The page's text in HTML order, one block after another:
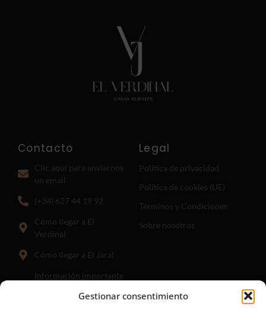
Gestionar consentimiento
Contacto
Clic aquí para enviarnos
un email
(+34) 627 44 19 92
Cómo llegar a El
Verdinal
Cómo llegar a El Jaral
Información importante
punto hasta el que guía el
Legal
Política de privacidad
Política de cookies (UE)
Términos y Condiciones
Sobre nosotros